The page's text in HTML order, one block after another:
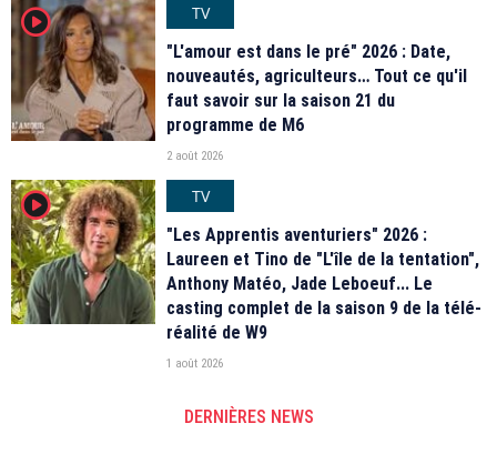
player2
TV
"L'amour est dans le pré" 2026 : Date,
nouveautés, agriculteurs… Tout ce qu'il
faut savoir sur la saison 21 du
programme de M6
2 août 2026
player2
TV
"Les Apprentis aventuriers" 2026 :
Laureen et Tino de "L'île de la tentation",
Anthony Matéo, Jade Leboeuf... Le
casting complet de la saison 9 de la télé-
réalité de W9
1 août 2026
DERNIÈRES NEWS